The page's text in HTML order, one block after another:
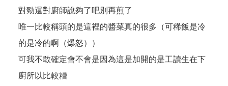
對勁還對廚師說夠了吧別再煎了
唯一比較稱頭的是這裡的醬菜真的很多（可稀飯是冷
的是冷的啊（爆怒））
可我不敢確定會不會是因為這是加開的是工讀生在下
廚所以比較糟